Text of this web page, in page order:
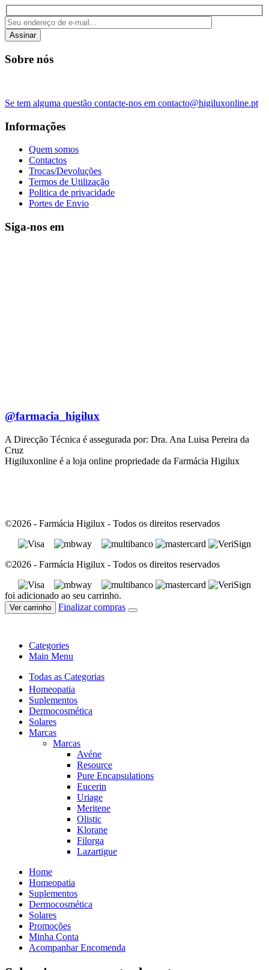
Assinar
Sobre nós
Se tem alguma questão contacte-nos em contacto@higiluxonline.pt
Informações
Quem somos
Contactos
Trocas/Devoluções
Termos de Utilização
Politica de privacidade
Portes de Envio
Siga-nos em
@farmacia_higilux
A Direcção Técnica é assegurada por: Dra. Ana Luisa Pereira da
Cruz
Higiluxonline é a loja online propriedade da Farmácia Higilux
©2026 - Farmácia Higilux - Todos os direitos reservados
©2026 - Farmácia Higilux - Todos os direitos reservados
foi adicionado ao seu carrinho.
Ver carrinho Finalizar compras
Categories
Main Menu
Todas as Categorias
Homeopatia
Suplementos
Dermocosmética
Solares
Marcas
Marcas
Avéne
Resource
Pure Encapsulations
Eucerin
Uriage
Meritene
Olistic
Klorane
Filorga
Lazartigue
Home
Homeopatia
Suplementos
Dermocosmética
Solares
Promoções
Minha Conta
Acompanhar Encomenda